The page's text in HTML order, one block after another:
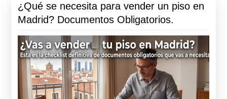
¿Qué se necesita para vender un piso en
Madrid? Documentos Obligatorios.